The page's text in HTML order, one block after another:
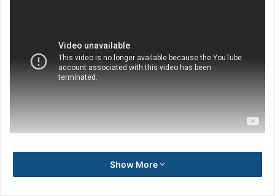
Show More